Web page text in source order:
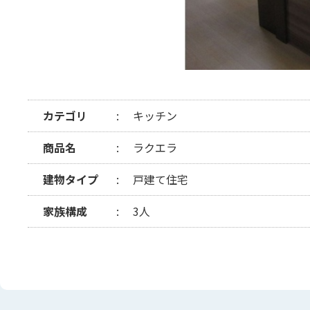
カテゴリ
キッチン
商品名
ラクエラ
建物タイプ
戸建て住宅
家族構成
3人